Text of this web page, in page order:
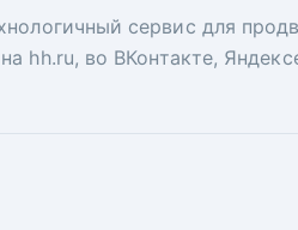
сервис для
hh.ru, во ВКонтакте,
странице hh.ru.
кандидатов и когда вам
менеджеры hh.ru с